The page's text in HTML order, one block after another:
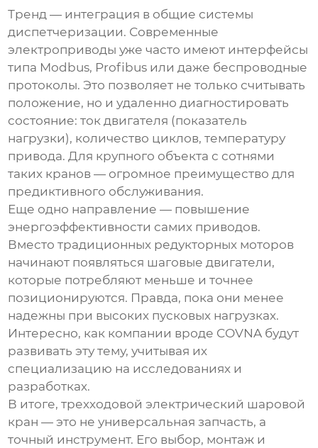
Тренд — интеграция в общие системы
диспетчеризации. Современные
электроприводы уже часто имеют интерфейсы
типа Modbus, Profibus или даже беспроводные
протоколы. Это позволяет не только считывать
положение, но и удаленно диагностировать
состояние: ток двигателя (показатель
нагрузки), количество циклов, температуру
привода. Для крупного объекта с сотнями
таких кранов — огромное преимущество для
предиктивного обслуживания.
Еще одно направление — повышение
энергоэффективности самих приводов.
Вместо традиционных редукторных моторов
начинают появляться шаговые двигатели,
которые потребляют меньше и точнее
позиционируются. Правда, пока они менее
надежны при высоких пусковых нагрузках.
Интересно, как компании вроде COVNA будут
развивать эту тему, учитывая их
специализацию на исследованиях и
разработках.
В итоге,трехходовой электрический шаровой
кран — это не универсальная запчасть, а
точный инструмент. Его выбор, монтаж и